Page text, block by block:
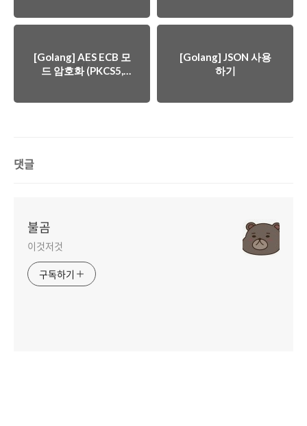
[Golang] AES ECB 모
드 암호화 (PKCS5,
[Golang] JSON 사용
하기
댓글
불곰
이것저것
구독하기